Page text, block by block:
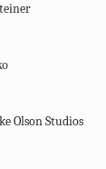
Olson Studios